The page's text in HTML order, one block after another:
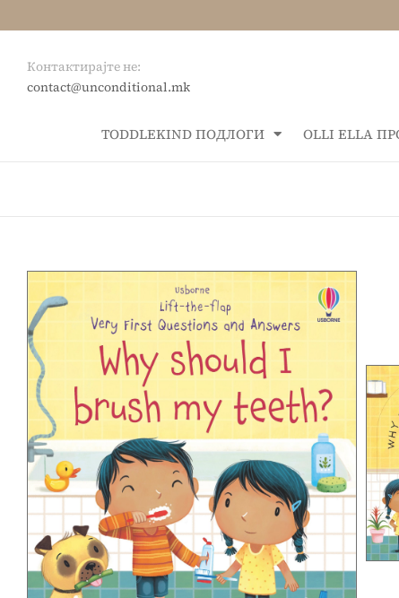
Контактирајте не:
contact@unconditional.mk
ТОDDLEKIND ПОДЛОГИ OLLI ELLA